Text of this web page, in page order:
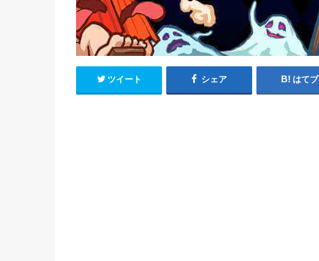
ツイート シェア はてブ